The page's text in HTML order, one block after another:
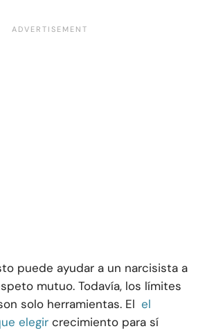
puede ayudar a un narcisista a
mutuo. Todavía, los límites
solo herramientas. El el
elegir crecimiento para sí